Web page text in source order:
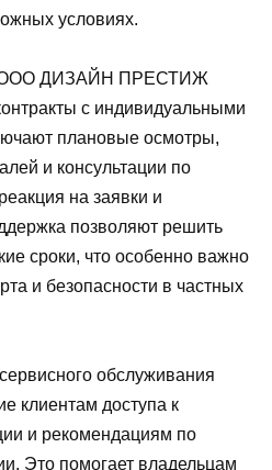
условиях.
ООО ДИЗАЙН ПРЕСТИЖ
с индивидуальными
плановые осмотры,
и консультации по
на заявки и
позволяют решить
сроки, что особенно важно
и безопасности в частных
обслуживания
клиентам доступа к
и рекомендациям по
Это помогает владельцам